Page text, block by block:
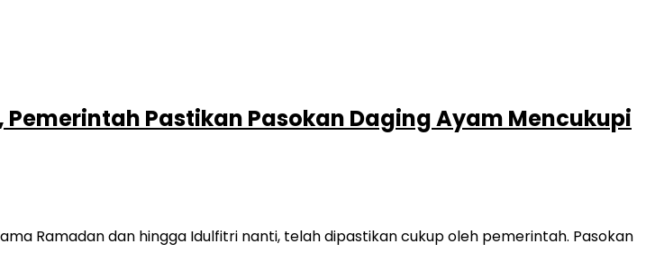
Pastikan Pasokan Daging Ayam Mencukupi
Ramadan dan hingga Idulfitri nanti, telah dipastikan cukup oleh pemerintah. Pasokan